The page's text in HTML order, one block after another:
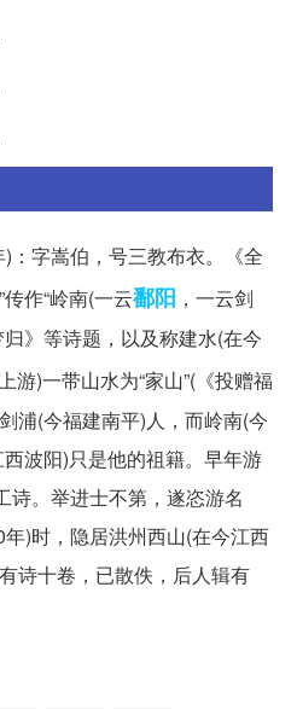
字嵩伯，号三教布衣。《全
作“岭南(一云鄱阳 ，一云剑
》等诗题，以及称建水(在今
游)一带山水为“家山”(《投赠福
浦(今福建南平)人，而岭南(今
波阳)只是他的祖籍。早年游
诗。举进士不第，遂恣游名
)时，隐居洪州西山(在今江西
诗十卷，已散佚，后人辑有